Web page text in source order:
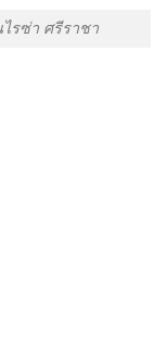
รซ่า ศรีราชา